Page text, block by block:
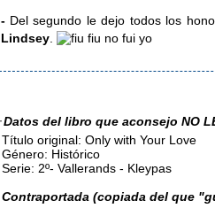
- Del segundo le dejo todos los
Lindsey.
Datos del libro que aconsejo NO
Título original: Only with Your Love
Género: Histórico
Serie: 2º- Vallerands - Kleypas
Contraportada (copiada del que